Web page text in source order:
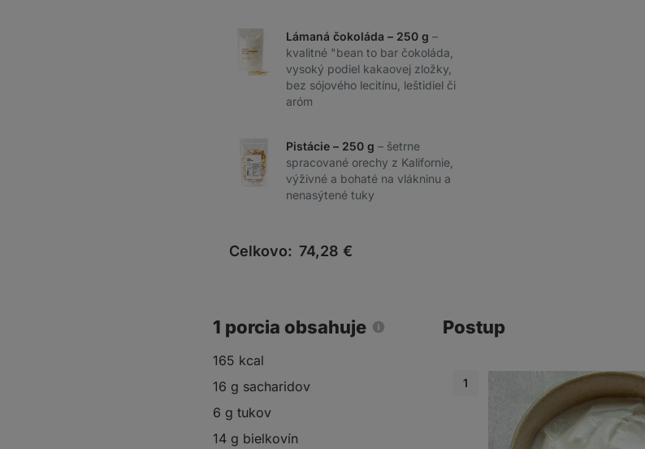
Lámaná čokoláda – 250 g –
kvalitné "bean to bar čokoláda,
vysoký podiel kakaovej zložky,
bez sójového lecitínu, leštidiel či
aróm
Pistácie – 250 g – šetrne
spracované orechy z Kalifornie,
výživné a bohaté na vlákninu a
nenasýtené tuky
Celkovo: 74,28 €
1 porcia obsahuje
165 kcal
16 g sacharidov
6 g tukov
14 g bielkovín
Postup